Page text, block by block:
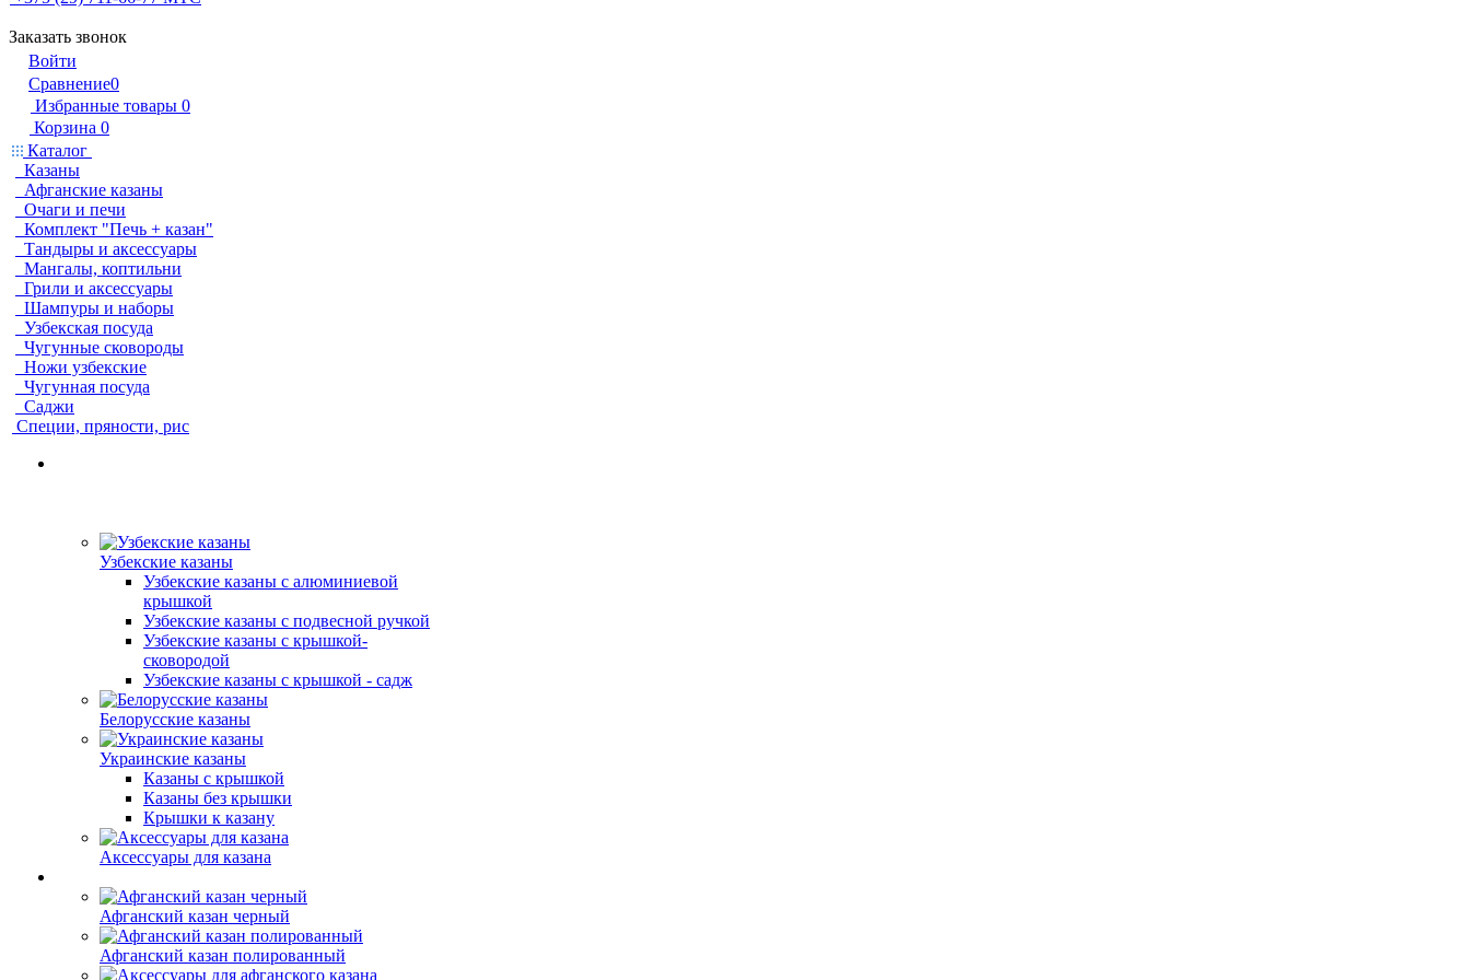
Заказать звонок
Войти
Сравнение0
Избранные товары 0
Корзина 0
Каталог
Казаны
Афганские казаны
Очаги и печи
Комплект "Печь + казан"
Тандыры и аксессуары
Мангалы, коптильни
Грили и аксессуары
Шампуры и наборы
Узбекская посуда
Чугунные сковороды
Ножи узбекские
Чугунная посуда
Саджи
Специи, пряности, рис
Узбекские казаны
Узбекские казаны с алюминиевой
крышкой
Узбекские казаны с подвесной ручкой
Узбекские казаны с крышкой-
сковородой
Узбекские казаны с крышкой - садж
Белорусские казаны
Украинские казаны
Казаны с крышкой
Казаны без крышки
Крышки к казану
Аксессуары для казана
Афганский казан черный
Афганский казан полированный